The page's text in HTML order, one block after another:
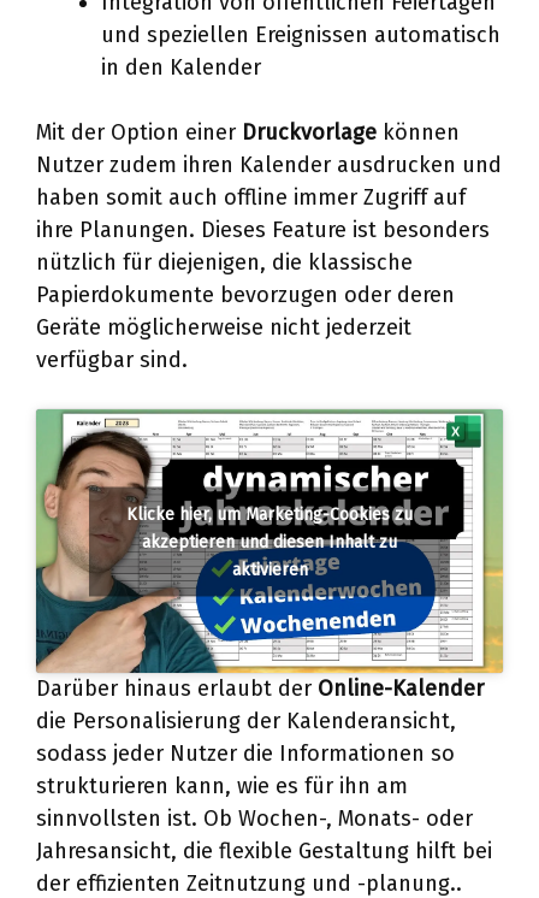
und speziellen Ereignissen automatisch
in den Kalender
Mit der Option einer Druckvorlage können
Nutzer zudem ihren Kalender ausdrucken und
haben somit auch offline immer Zugriff auf
ihre Planungen. Dieses Feature ist besonders
nützlich für diejenigen, die klassische
Papierdokumente bevorzugen oder deren
Geräte möglicherweise nicht jederzeit
verfügbar sind.
Klicke hier, um Marketing-Cookies zu
akzeptieren und diesen Inhalt zu
aktivieren
Darüber hinaus erlaubt der Online-Kalender
die Personalisierung der Kalenderansicht,
sodass jeder Nutzer die Informationen so
strukturieren kann, wie es für ihn am
sinnvollsten ist. Ob Wochen-, Monats- oder
Jahresansicht, die flexible Gestaltung hilft bei
der effizienten Zeitnutzung und -planung..